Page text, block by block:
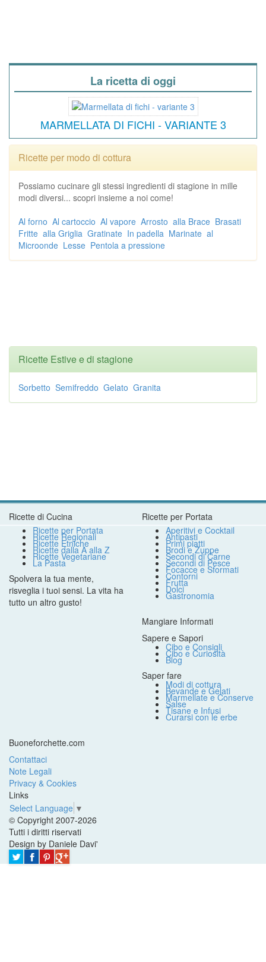
La ricetta di oggi
MARMELLATA DI FICHI - VARIANTE 3
Ricette per modo di cottura
Possiamo cucinare gli stessi ingredienti di stagione in mille
modi diversi... scopri insieme a noi come!
Al forno Al cartoccio Al vapore Arrosto alla Brace Brasati
Fritte alla Griglia Gratinate In padella Marinate al
Microonde Lesse Pentola a pressione
Ricette Estive e di stagione
Sorbetto Semifreddo Gelato Granita
Ricette di Cucina
Ricette per Portata
Ricette Regionali
Ricette Etniche
Ricette dalla A alla Z
Ricette Vegetariane
La Pasta
Spolvera la tua mente,
risveglia i tuoi sensi. La vita ha
tutto un altro gusto!
Ricette per Portata
Aperitivi e Cocktail
Antipasti
Primi piatti
Brodi e Zuppe
Secondi di Carne
Secondi di Pesce
Focacce e Sformati
Contorni
Frutta
Dolci
Gastronomia
Mangiare Informati
Sapere e Sapori
Cibo e Consigli
Cibo e Curiosità
Blog
Saper fare
Modi di cottura
Bevande e Gelati
Marmellate e Conserve
Salse
Tisane e Infusi
Curarsi con le erbe
Buoneforchette.com
Contattaci
Note Legali
Privacy & Cookies
Links
Select Language ▼
© Copyright 2007-2026
Tutti i diritti riservati
Design by Daniele Davi'